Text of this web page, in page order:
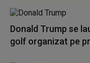
Donald Trump se
golf organizat pe